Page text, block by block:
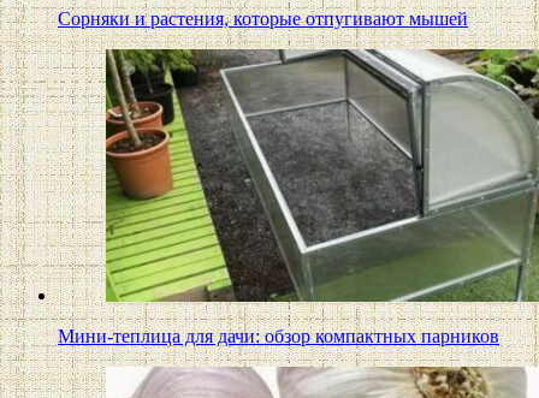
Сорняки и растения, которые отпугивают мышей
Мини-теплица для дачи: обзор компактных парников